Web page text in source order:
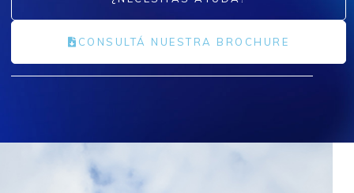
CONSULTÁ NUESTRA BROCHURE